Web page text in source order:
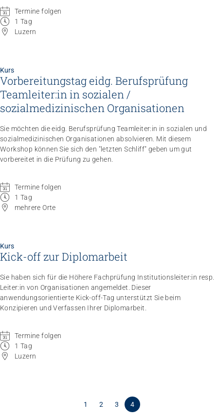
Termine folgen
1 Tag
Luzern
Kurs
Vorbereitungstag eidg. Berufsprüfung
Teamleiter:in in sozialen /
sozialmedizinischen Organisationen
Sie möchten die eidg. Berufsprüfung Teamleiter:in in sozialen und
sozialmedizinischen Organisationen absolvieren. Mit diesem
Workshop können Sie sich den "letzten Schliff" geben um gut
vorbereitet in die Prüfung zu gehen.
Termine folgen
1 Tag
mehrere Orte
Kurs
Kick-off zur Diplomarbeit
Sie haben sich für die Höhere Fachprüfung Institutionsleiter:in resp.
Leiter:in von Organisationen angemeldet. Dieser
anwendungsorientierte Kick-off-Tag unterstützt Sie beim
Konzipieren und Verfassen Ihrer Diplomarbeit.
Termine folgen
1 Tag
Luzern
1 2 3 4